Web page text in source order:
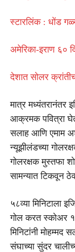
स्टारलिंक : धोंड
अमेरिका-इराण ६०
देशात सोलर
मात्र
आक्रमक पवित्रा
सलाह आणि एमाम
न्यूझीलंडच्या
गोलरक्षक मुस्तफा
सामन्यात टिकवून
५८व्या मिनिटाला
गोल करत स्कोअर
मिनिटांनी
संघाच्या सुंदर